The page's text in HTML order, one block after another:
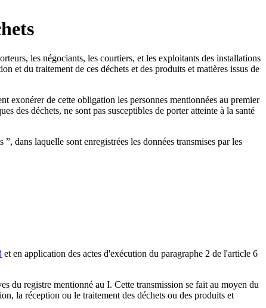
les négociants, les courtiers, et les exploitants des installations
et du traitement de ces déchets et des produits et matières issus de
exonérer de cette obligation les personnes mentionnées au premier
des déchets, ne sont pas susceptibles de porter atteinte à la santé
dans laquelle sont enregistrées les données transmises par les
et en application des actes d'exécution du paragraphe 2 de l'article 6
du registre mentionné au I. Cette transmission se fait au moyen du
la réception ou le traitement des déchets ou des produits et